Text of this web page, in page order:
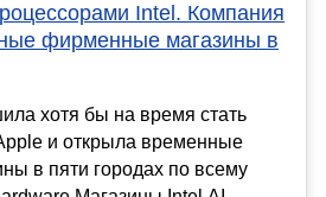
Intel. Компания
фирменные магазины в
хотя бы на время стать
и открыла временные
в пяти городах по всему